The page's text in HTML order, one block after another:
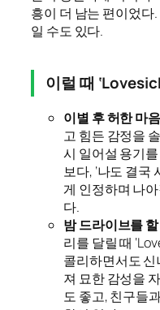
흥이 더 남는 편이었다
일 수도 있다.
이럴 때
이별 후 허한 마
고 힘든 감정을
시 일어설 용기
보다, ‘나도 결국
게 인정하며 나
다.
밤 드라이브를
리를 달릴 때
콜리하면서도
져 묘한 감성을
도 좋고, 친구들